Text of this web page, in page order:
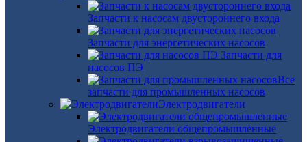
Запчасти к насосам двустороннего входа
Запчасти для энергетических насосов
Запчасти для
насосов ПЭ
Все
запчасти для промышленных насосов
Электродвигатели
Электродвигатели общепромышленные